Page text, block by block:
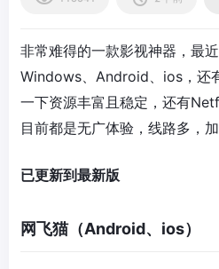
非常难得的一款影视神器，最
Windows、Android、ios，还
一下资源丰富且稳定，还有
目前都是无广体验，线路多，
已更新到最新版
网飞猫（Android、ios）